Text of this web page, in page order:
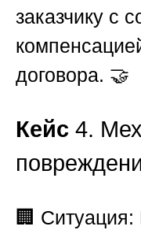
заказчику с
договора. 🤝
Кейс 4.
🏢 Ситуация: